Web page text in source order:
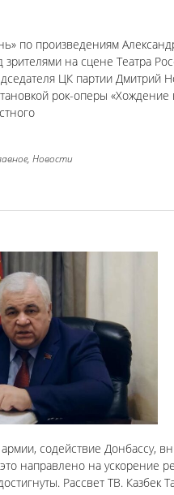
по произведениям
зрителями на сцене Театра
ЦК партии
рок-оперы
Новости
содействие
направлено на ускорение
Рассвет ТВ. Казбек